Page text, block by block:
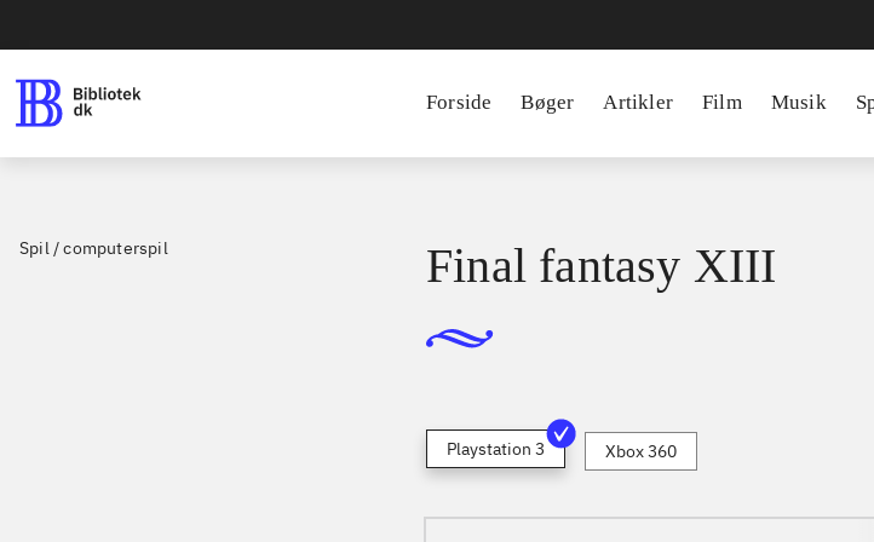
Forside Bøger Artikler Film Musik
Spil / computerspil Final fantasy XIII
Playstation 3 Xbox 360